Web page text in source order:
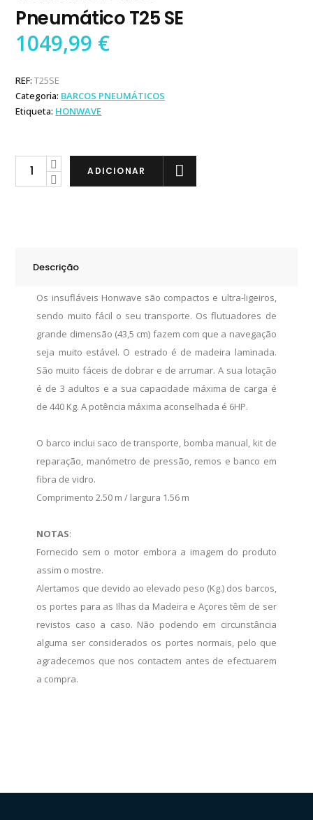
Pneumático T25 SE
1049,99 €
REF:T25SE
Categoria: BARCOS PNEUMÁTICOS
Etiqueta: HONWAVE
honwave
ADICIONAR
Descrição
Os insufláveis Honwave são compactos e ultra-ligeiros,
sendo muito fácil o seu transporte. Os flutuadores de
grande dimensão (43,5 cm) fazem com que a navegação
seja muito estável. O estrado é de madeira laminada.
São muito fáceis de dobrar e de arrumar. A sua lotação
é de 3 adultos e a sua capacidade máxima de carga é
de 440 Kg. A potência máxima aconselhada é 6HP.
O barco inclui saco de transporte, bomba manual, kit de
reparação, manómetro de pressão, remos e banco em
fibra de vidro.
Comprimento 2.50 m / largura 1.56 m
NOTAS:
Fornecido sem o motor embora a imagem do produto
assim o mostre.
Alertamos que devido ao elevado peso (Kg.) dos barcos,
os portes para as Ilhas da Madeira e Açores têm de ser
revistos caso a caso. Não podendo em circunstância
alguma ser considerados os portes normais, pelo que
agradecemos que nos contactem antes de efectuarem
a compra.